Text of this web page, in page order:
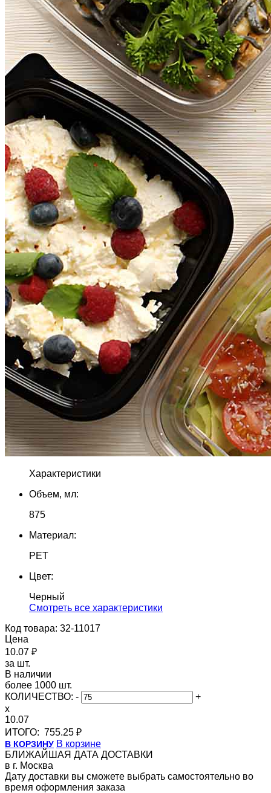
Характеристики
Объем, мл:
875
Материал:
PET
Цвет:
Черный
Cмотреть все характеристики
Код товара: 32-11017
Цена
10.07 ₽
за шт.
В наличии
более 1000 шт.
КОЛИЧЕСТВО: -
+
x
10.07
ИТОГО: 755.25 ₽
В КОРЗИНУ В корзине
БЛИЖАЙШАЯ ДАТА ДОСТАВКИ
в г. Москва
Дату доставки вы сможете выбрать самостоятельно во
время оформления заказа